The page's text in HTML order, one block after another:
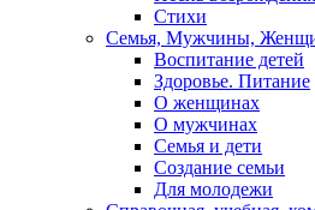
Стихи
Семья, Мужчины,
Воспитание детей
Здоровье. Питание
О женщинах
О мужчинах
Семья и дети
Создание семьи
Для молодежи